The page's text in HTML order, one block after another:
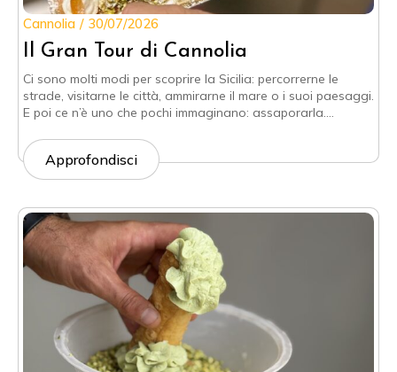
Il Gran Tour di Cannolia
Cannolia 30/07/2026
Ci sono molti modi per scoprire la Sicilia: percorrerne le
strade, visitarne le città, ammirarne il mare o i suoi paesaggi.
E poi ce n’è uno che pochi immaginano: assaporarla.…
Approfondisci